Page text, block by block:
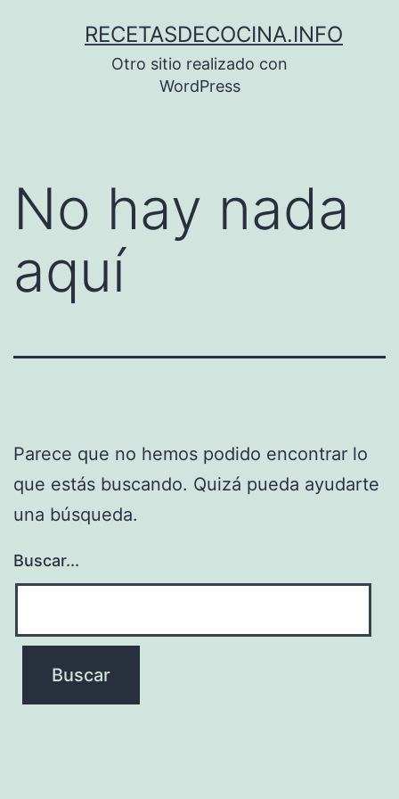
RECETASDECOCINA.INFO
Otro sitio realizado con
WordPress
No hay nada
aquí
Parece que no hemos podido encontrar lo
que estás buscando. Quizá pueda ayudarte
una búsqueda.
Buscar...